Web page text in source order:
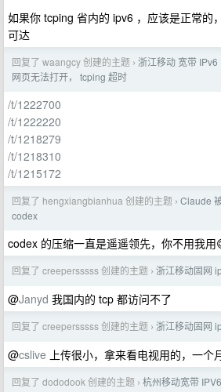
如果你 tcping 省内的 ipv6 ，应该是正常的
可达
回复了 waangcy 创建的主题 › 浙江移动 宽带
网页无法打开， tcping 超时
/t/1222700
/t/1222220
/t/1218279
/t/1218310
/t/1215172
回复了 hengxiangbianhua 创建的主题 › Claude
codex
codex 的压缩一直是遥遥领先，你不用我用
回复了 creepersssss 创建的主题 › 浙江移动固网
@Janyd 我国内的 tcp 都访问不了
回复了 creepersssss 创建的主题 › 浙江移动固网
@cslive 上传很小，拿来看电视用的，一个
回复了 dododook 创建的主题 › 杭州移动宽带 IPV6